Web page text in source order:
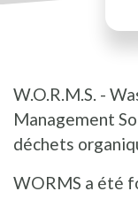
W.O.R.M.S. -
Management
déchets
WORMS a été